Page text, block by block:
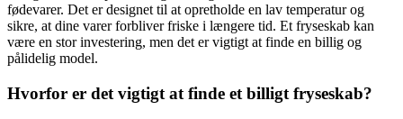
fødevarer. Det er designet til at opretholde en lav temperatur og
sikre, at dine varer forbliver friske i længere tid. Et fryseskab kan
være en stor investering, men det er vigtigt at finde en billig og
pålidelig model.
Hvorfor er det vigtigt at finde et billigt fryseskab?